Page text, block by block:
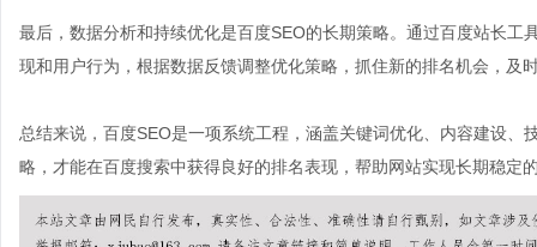
最后，数据分析和持续优化是百度SEO的长期策略。通过百度站长
现和用户行为，根据数据反馈调整优化策略，抓住新的排名机会，及
总结来说，百度SEO是一项系统工程，涵盖关键词优化、内容建设
略，才能在百度搜索中获得良好的排名表现，帮助网站实现长期稳定